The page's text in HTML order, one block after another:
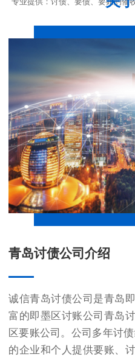
专业提供：讨债、要债、要账的催
青岛讨债公司介绍
诚信青岛讨债公司是青岛
富的即墨区讨账公司青岛
区要账公司。公司多年讨
的企业和个人提供要账、